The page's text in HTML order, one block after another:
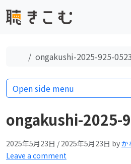
Home
ongakushi-2025-925-
ongakushi-2025-
2025年5月23日 / 2025年5月23日 byか
Leave a comment
Open side menu